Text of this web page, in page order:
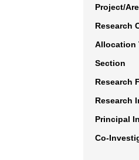
Project/
Research
Allocation
Section
Research
Research
Principal
Co-